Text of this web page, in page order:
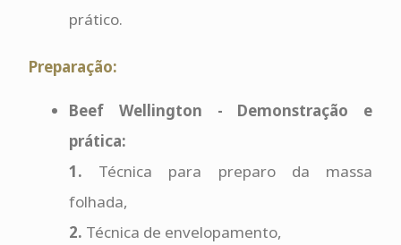
prático.
Preparação:
Beef Wellington - Demonstração e
prática:
1. Técnica para preparo da massa
folhada,
2. Técnica de envelopamento,